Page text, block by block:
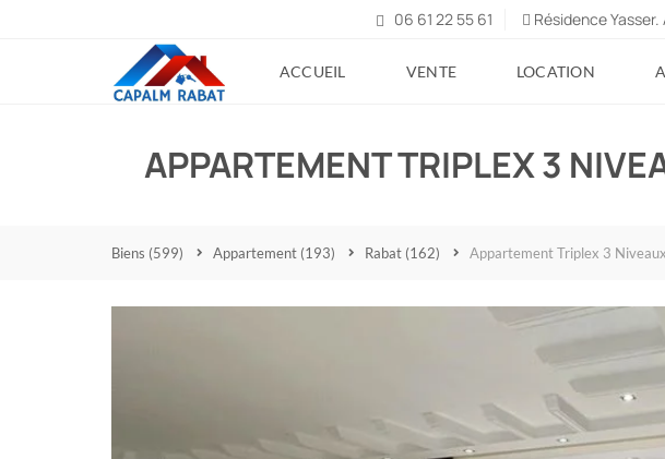
06 61 22 55 61 Résidence Yasser.
ACCUEIL VENTE LOCATION
APPARTEMENT TRIPLEX 3
Biens (599) Appartement (193) Rabat (162) Appartement Triplex 3